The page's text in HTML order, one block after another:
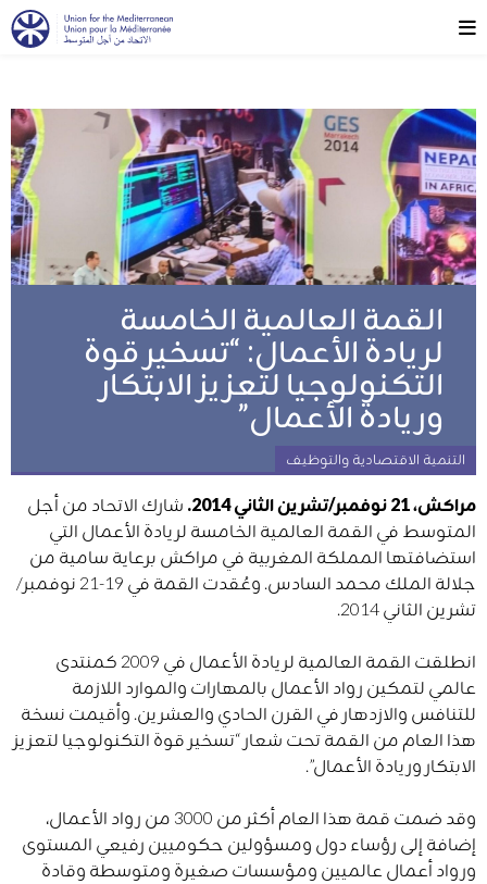
القمة العالمية الخامسة
لريادة الأعمال: “تسخير قوة
التكنولوجيا لتعزيز الابتكار
وريادة الأعمال”
التنمية الاقتصادية والتوظيف
مراكش، 21 نوفمبر/تشرين الثاني 2014.
شارك الاتحاد من أجل
المتوسط في القمة العالمية الخامسة لريادة الأعمال التي
استضافتها المملكة المغربية في مراكش برعاية سامية من
جلالة الملك محمد السادس. وعُقدت القمة في 19-21 نوفمبر/
تشرين الثاني 2014.
انطلقت القمة العالمية لريادة الأعمال في 2009 كمنتدى
عالمي لتمكين رواد الأعمال بالمهارات والموارد اللازمة
للتنافس والازدهار في القرن الحادي والعشرين. وأقيمت نسخة
هذا العام من القمة تحت شعار “تسخير قوة التكنولوجيا لتعزيز
الابتكار وريادة الأعمال”.
وقد ضمت قمة هذا العام أكثر من 3000 من رواد الأعمال،
إضافة إلى رؤساء دول ومسؤولين حكوميين رفيعي المستوى
ورواد أعمال عالميين ومؤسسات صغيرة ومتوسطة وقادة